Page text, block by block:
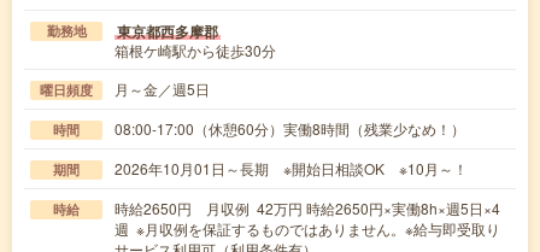
勤務地 東京都西多摩郡
箱根ケ崎駅から徒歩30分
曜日頻度 月～金／週5日
時間 08:00-17:00（休憩60分）実働8時間（残業少なめ！）
期間 2026年10月01日～長期 ※開始日相談OK ※10月～！
時給
時給2650円 月収例 42万円 時給2650円×実働8h×週5日×4
週 ※月収例を保証するものではありません。※給与即受取り